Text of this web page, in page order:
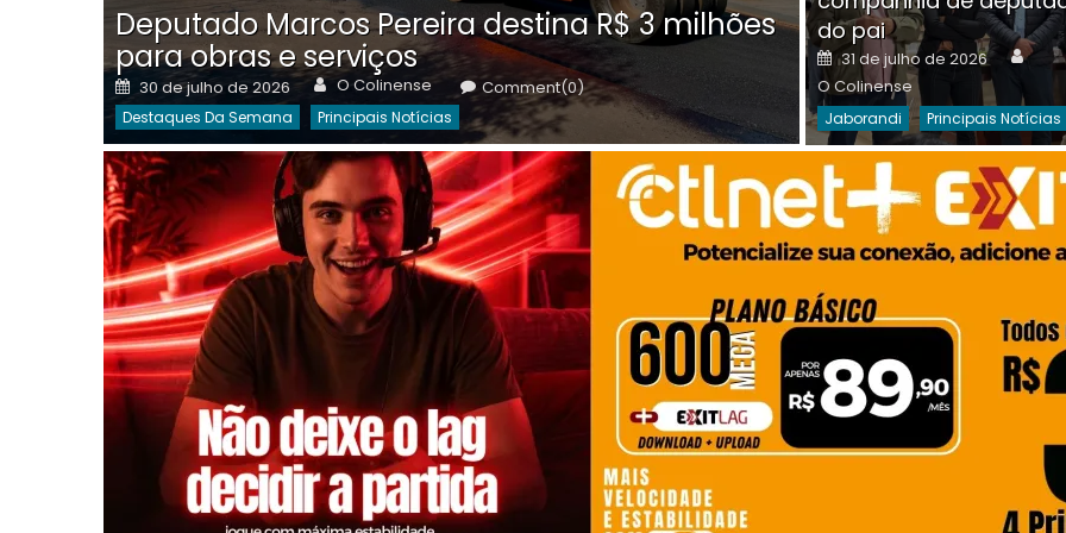
Deputado Marcos Pereira destina R$ 3 milhões
para obras e serviços
Posted
on
30 de julho de 2026 Author
O Colinense Comment(0)
Destaques Da Semana Principais Notícias
on
30 de julho de 2026 O
Destaques Da Semana
do pai
Posted
on
31 de julho de 2026
O Colinense
Jaborandi Principais Notícias